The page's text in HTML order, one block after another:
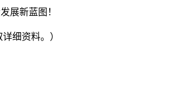
展新蓝图！
细资料。）